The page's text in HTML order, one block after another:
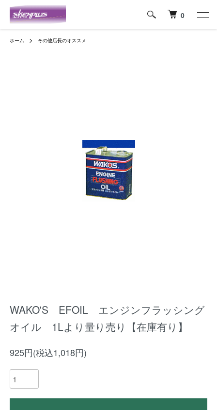
0
ホーム その他店長のオススメ
WAKO'S EFOIL エンジンフラッシング
オイル 1Lより量り売り【在庫有り】
925円(税込1,018円)